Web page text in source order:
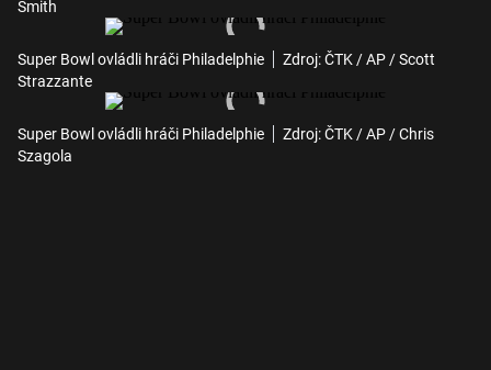
Smith
Super Bowl ovládli hráči Philadelphie
Zdroj: ČTK / AP / Scott
Strazzante
Super Bowl ovládli hráči Philadelphie
Zdroj: ČTK / AP / Chris
Szagola